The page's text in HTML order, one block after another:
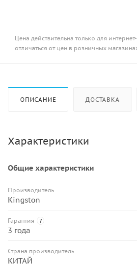
Цена действительна только для
отличаться от цен в розничных
ОПИСАНИЕ ДОСТАВКА
Характеристики
Общие характеристики
Производитель
Kingston
Гарантия ?
3 года
Страна производитель
КИТАЙ